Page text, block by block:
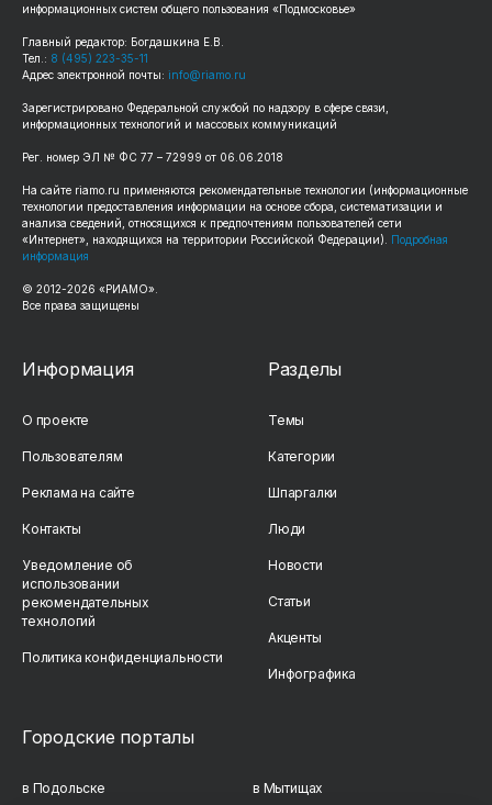
информационных систем общего пользования «Подмосковье»
Главный редактор: Богдашкина Е.В.
Тел.: 8 (495) 223-35-11
Адрес электронной почты: info@riamo.ru
Зарегистрировано Федеральной службой по надзору в сфере связи,
информационных технологий и массовых коммуникаций
Рег. номер ЭЛ № ФС 77 – 72999 от 06.06.2018
На сайте riamo.ru применяются рекомендательные технологии (информационные
технологии предоставления информации на основе сбора, систематизации и
анализа сведений, относящихся к предпочтениям пользователей сети
«Интернет», находящихся на территории Российской Федерации). Подробная
информация
© 2012-2026 «РИАМО».
Все права защищены
Информация
О проекте
Пользователям
Реклама на сайте
Контакты
Уведомление об
использовании
рекомендательных
технологий
Политика конфиденциальности
Разделы
Темы
Категории
Шпаргалки
Люди
Новости
Статьи
Акценты
Инфографика
Городские порталы
в Подольске в Мытищах